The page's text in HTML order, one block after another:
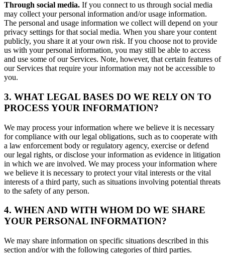
Through social media. If you connect to us through social media
may collect your personal information and/or usage information.
The personal and usage information we collect will depend on your
privacy settings for that social media. When you share your content
publicly, you share it at your own risk. If you choose not to provide
us with your personal information, you may still be able to access
and use some of our Services. Note, however, that certain features of
our Services that require your information may not be accessible to
you.
3. WHAT LEGAL BASES DO WE RELY ON TO
PROCESS YOUR INFORMATION?
We may process your information where we believe it is necessary
for compliance with our legal obligations, such as to cooperate with
a law enforcement body or regulatory agency, exercise or defend
our legal rights, or disclose your information as evidence in litigation
in which we are involved. We may process your information where
we believe it is necessary to protect your vital interests or the vital
interests of a third party, such as situations involving potential threats
to the safety of any person.
4. WHEN AND WITH WHOM DO WE SHARE
YOUR PERSONAL INFORMATION?
We may share information on specific situations described in this
section and/or with the following categories of third parties.